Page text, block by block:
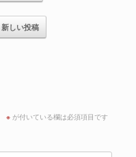
新しい投稿
※ が付いている欄は必須項目です